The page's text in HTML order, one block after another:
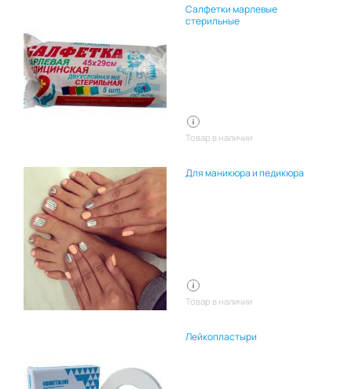
Салфетки марлевые
стерильные
Товар в наличии
Для маникюра и педикюра
Товар в наличии
Лейкопластыри